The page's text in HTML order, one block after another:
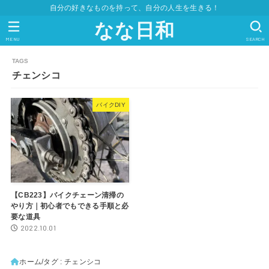
自分の好きなものを持って、自分の人生を生きる！
なな日和 SEARCH
MENU
チェンシコ
バイクDIY
【CB223】バイクチェーン清掃の
やり方｜初心者でもできる手順と必
要な道具
2022.10.01
ホーム タグ : チェンシコ